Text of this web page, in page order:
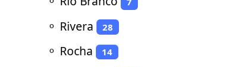
⚬ Rivera 28
⚬ Rocha 14